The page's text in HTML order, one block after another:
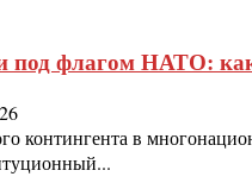
флагом НАТО: как
контингента в